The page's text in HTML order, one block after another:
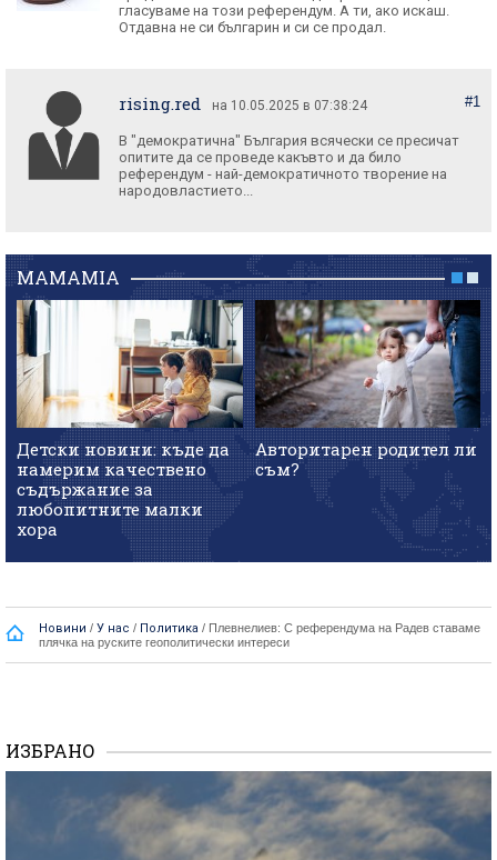
гласуваме на този референдум. А ти, ако искаш.
Отдавна не си българин и си се продал.
rising.red на 10.05.2025 в 07:38:24 #1
В "демократична" България всячески се пресичат
опитите да се проведе какъвто и да било
референдум - най-демократичното творение на
народовластието...
MAMAMIA
Детски новини: къде да
намерим качествено
съдържание за
любопитните малки
хора
Авторитарен родител ли
съм?
Новини / У нас / Политика / Плевнелиев: С референдума на Радев ставаме
плячка на руските геополитически интереси
ИЗБРАНО